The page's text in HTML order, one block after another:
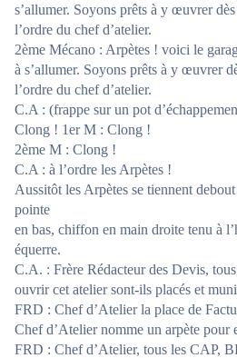
s’allumer. Soyons prêts à y œuvrer
l’ordre du chef d’atelier.
2ème Mécano : Arpètes ! voici le
à s’allumer. Soyons prêts à y œuvrer
l’ordre du chef d’atelier.
C.A : (frappe sur un pot
Clong ! 1er M : Clong !
2ème M : Clong !
C.A : à l’ordre les Arpètes !
Aussitôt les Arpètes se tiennent
pointe
en bas, chiffon en main droite tenu à
équerre.
C.A. : Frère Rédacteur des Devis,
ouvrir cet atelier sont-ils placés et
FRD : Chef d’Atelier la place de
Chef d’Atelier nomme un arpète pour
FRD : Chef d’Atelier, tous les CAP,